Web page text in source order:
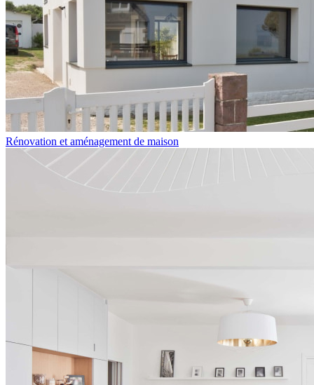
Rénovation et aménagement de maison